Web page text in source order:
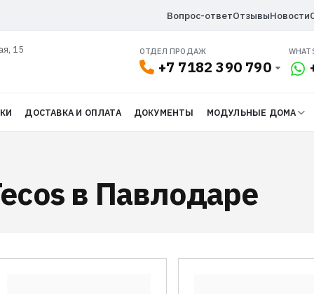
Вопрос-ответОтзывыНовости
15
ОТДЕЛ ПРОДАЖ
+7 7182 390 790
ДОСТАВКА И ОПЛАТА ДОКУМЕНТЫ МОДУЛЬНЫЕ ДОМА
в Павлодаре